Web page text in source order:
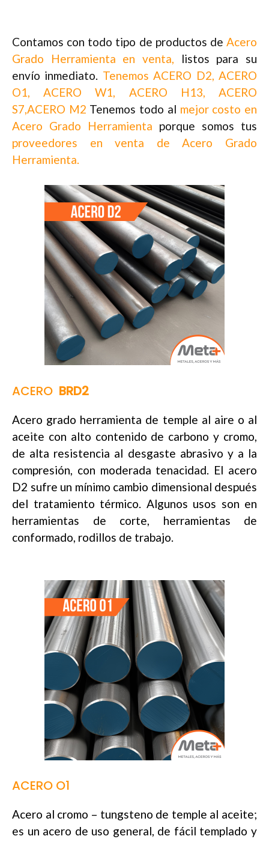
Contamos con todo tipo de productos de Acero
Grado Herramienta en venta, listos para su
envío inmediato. Tenemos ACERO D2, ACERO
O1, ACERO W1, ACERO H13, ACERO
S7,ACERO M2 Tenemos todo al mejor costo en
Acero Grado Herramienta porque somos tus
proveedores en venta de Acero Grado
Herramienta.
ACERO BRD2
Acero grado herramienta de temple al aire o al
aceite con alto contenido de carbono y cromo,
de alta resistencia al desgaste abrasivo y a la
compresión, con moderada tenacidad. El acero
D2 sufre un mínimo cambio dimensional después
del tratamiento térmico. Algunos usos son en
herramientas de corte, herramientas de
conformado, rodillos de trabajo.
ACERO O1
Acero al cromo – tungsteno de temple al aceite;
es un acero de uso general, de fácil templado y